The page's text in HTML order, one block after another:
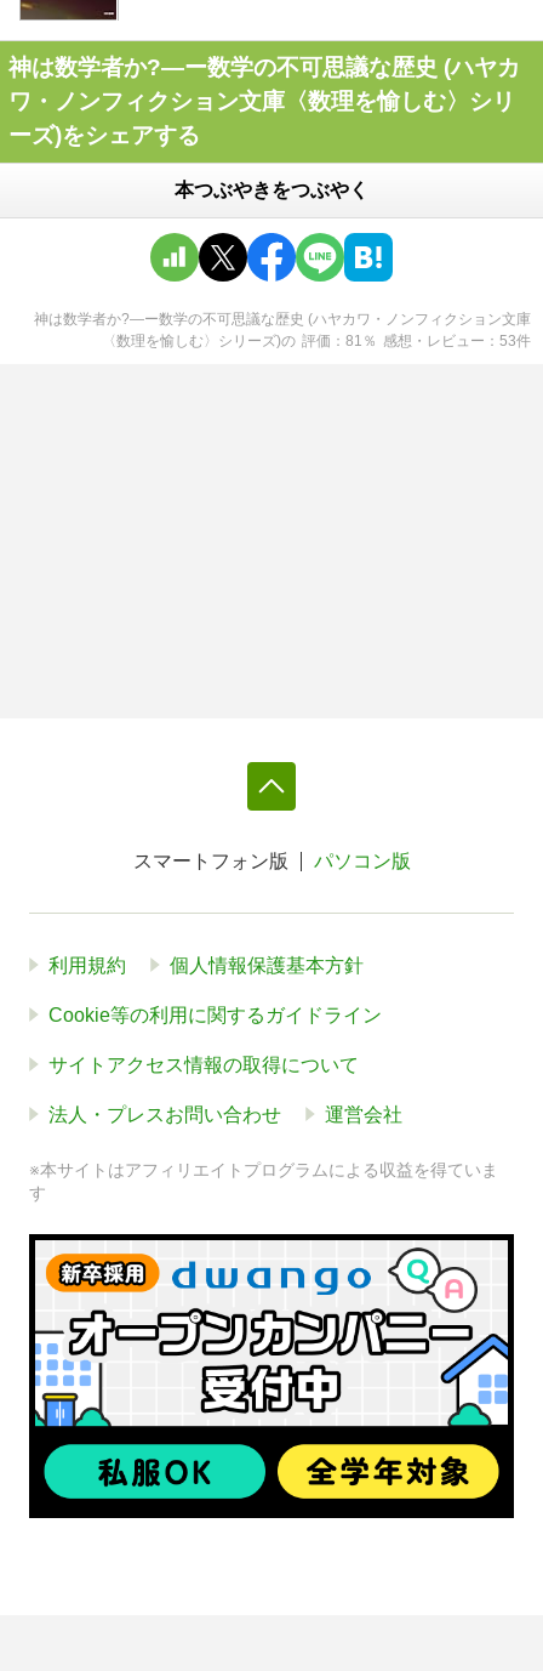
神は数学者か?―ー数学の不可思議な歴史 (ハヤカ
ワ・ノンフィクション文庫〈数理を愉しむ〉シリ
ーズ)をシェアする
本つぶやきをつぶやく
神は数学者か?―ー数学の不可思議な歴史 (ハヤカワ・ノンフィクション文庫
〈数理を愉しむ〉シリーズ)の 評価 81 ％ 感想・レビュー 53件
スマートフォン版 パソコン版
利用規約 個人情報保護基本方針
Cookie等の利用に関するガイドライン
サイトアクセス情報の取得について
法人・プレスお問い合わせ 運営会社
※本サイトはアフィリエイトプログラムによる収益を得ていま
す